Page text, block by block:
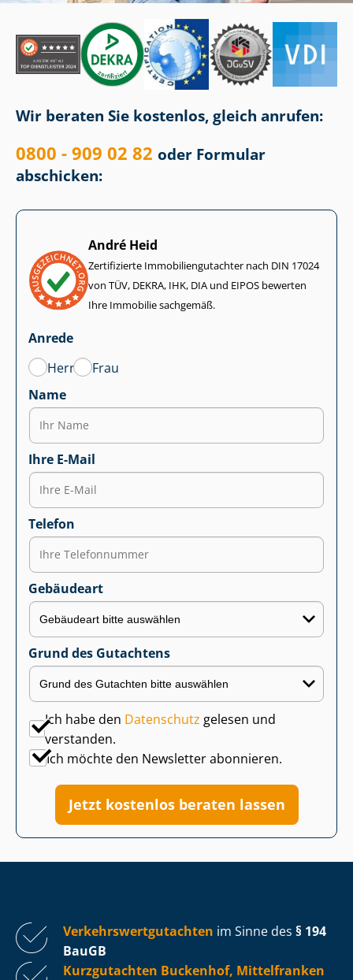
Wir beraten Sie kostenlos, gleich anrufen:
0800 - 909 02 82 oder Formular
abschicken:
André Heid
Zertifizierte Im­mo­bi­li­en­gut­ach­ter nach DIN 17024
von TÜV, DEKRA, IHK, DIA und EIPOS bewerten
Ihre Immobilie sachgemäß.
Anrede
Herr
Frau
Name
Ihre E-Mail
Telefon
Gebäudeart
Grund des Gutachtens
Ich habe den Datenschutz gelesen und
verstanden.
Ich möchte den Newsletter abonnieren.
Jetzt kostenlos beraten lassen
Ver­kehrs­wert­gut­ach­ten im Sinne des § 194
BauGB
Kurzgutachten Buckenhof, Mittelfranken